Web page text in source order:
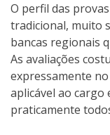
O perfil das
tradicional, muito
bancas regionais
As avaliações
expressamente
aplicável ao cargo
praticamente